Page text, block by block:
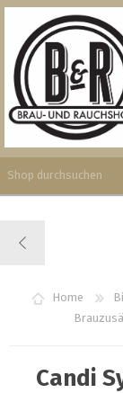
WUNSCHLISTE
0
Home
Candi